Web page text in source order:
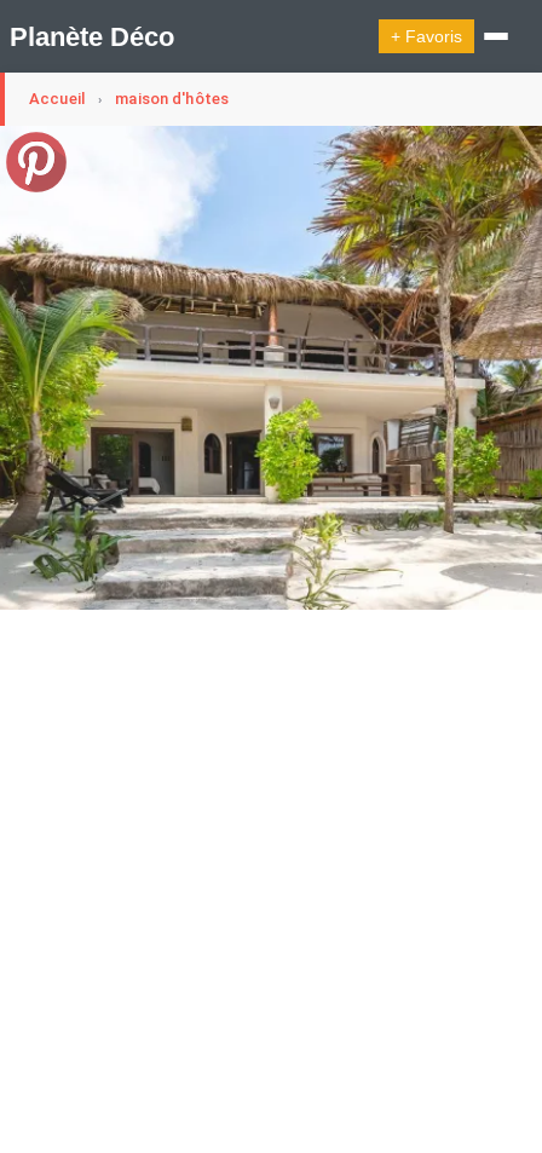
Planète Déco + Favoris
🛍︎ Shop Planète Déco ℹ︎ À propos
Appartement Design
Decoration Noël
Design Suédois En Quelques Photos
Idées Déco En 10 Photos
La Semaine Décoration Et Design
Maison En Ville
Méli-Mélo Suédois
Publi Reportage
Tendance
Interieurs Scandinaves
La Décoration Selon Votre Signe Astrologique
Les Trouvailles Déco Du Jour
Loft
Maison Appartement Écologique
Maison Container/container House
Maison D'hôtes
Maison Et Appartement Vintage
On Décode La Déco
Petite Surface
Piscine Question De Style
Renovation
Revue De Week End
Tiny House
Accueil › maison d'hôtes